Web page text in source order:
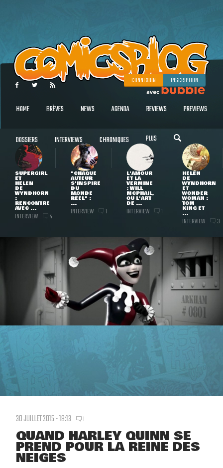
CONNEXION INSCRIPTION
HOME BRÈVES NEWS AGENDA REVIEWS PREVIEWS
DOSSIERS INTERVIEWS CHRONIQUES PLUS
SUPERGIRL
ET
HELEN
DE
WYNDHORN
:
RENCONTRE
AVEC ...
INTERVIEW 4
"CHAQUE
AUTEUR
S'INSPIRE
DU
MONDE
RÉEL" :
...
INTERVIEW 1
L'AMOUR
ET LA
VERMINE
: WILL
MCPHAIL,
OU L'ART
DE ...
INTERVIEW 1
HELEN
DE
WYNDHORN
ET
WONDER
WOMAN :
TOM
KING ET
...
INTERVIEW 3
30 JUILLET 2015 - 18:13 1
QUAND HARLEY QUINN SE
PREND POUR LA REINE DES
NEIGES